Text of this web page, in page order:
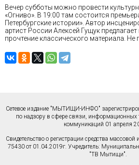
Вечер субботы можно провести
«Огниво». В 19:00 там состоится
Петербургские истории». Автор
артист России Алексей Гущук
прочтение классического материала. Не
Сетевое издание "МЫТИЩИ-ИНФО"
по надзору в сфере связи, информационных
коммуникаций 01 апреля
Свидетельство о регистрации средства
75430 от 01.04.2019г. Учредитель:
"ТВ Мытищи".